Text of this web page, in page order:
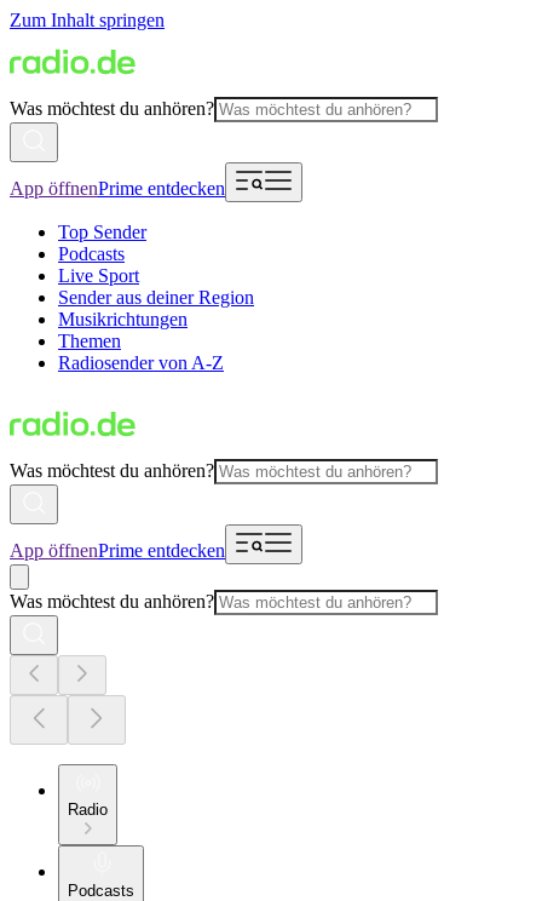
Zum Inhalt springen
Was möchtest du anhören?
App öffnenPrime entdecken
Top Sender
Podcasts
Live Sport
Sender aus deiner Region
Musikrichtungen
Themen
Radiosender von A-Z
Was möchtest du anhören?
App öffnenPrime entdecken
Was möchtest du anhören?
Radio
Podcasts